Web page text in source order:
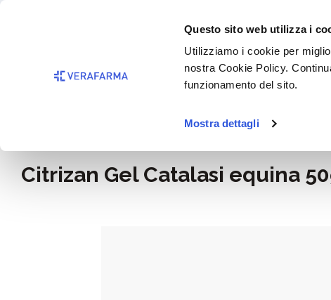
Questo sito web utilizza i
Utilizziamo i cookie per
nostra Cookie Policy.
funzionamento del sito.
Mostra dettagli
Passa alla navigazione principale
Citrizan Gel Catalasi equina